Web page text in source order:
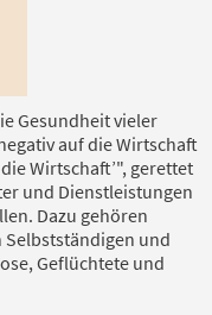
Gesundheit vieler
auf die Wirtschaft
Wirtschaft’", gerettet
und Dienstleistungen
Dazu gehören
und
Geflüchtete und